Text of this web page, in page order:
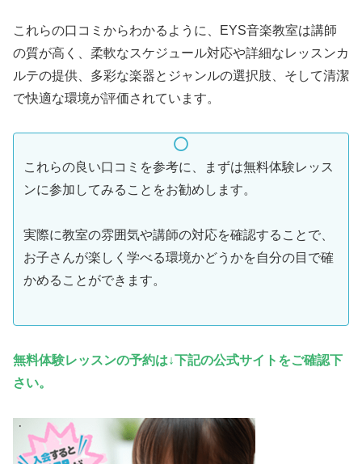
これらの口コミからわかるように、EYS音楽教室は講師
の質が高く、柔軟なスケジュール対応や詳細なレッスンカ
ルテの提供、多彩な楽器とジャンルの選択肢、そして清潔
で快適な環境が評価されています。
これらの良い口コミを参考に、まずは無料体験レッス
ンに参加してみることをお勧めします。
実際に教室の雰囲気や講師の対応を確認することで、
お子さんが楽しく学べる環境かどうかを自分の目で確
かめることができます。
無料体験レッスンの予約は↓下記の公式サイトをご確認下
さい。